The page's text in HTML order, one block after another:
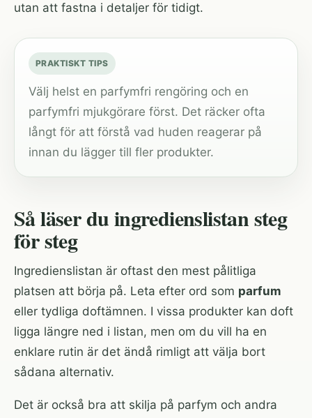
utan att fastna i detaljer för tidigt.
PRAKTISKT TIPS
Välj helst en parfymfri rengöring och en
parfymfri mjukgörare först. Det räcker ofta
långt för att förstå vad huden reagerar på
innan du lägger till fler produkter.
Så läser du ingredienslistan steg
för steg
Ingredienslistan är oftast den mest pålitliga
platsen att börja på. Leta efter ord som parfum
eller tydliga doftämnen. I vissa produkter kan doft
ligga längre ned i listan, men om du vill ha en
enklare rutin är det ändå rimligt att välja bort
sådana alternativ.
Det är också bra att skilja på parfym och andra